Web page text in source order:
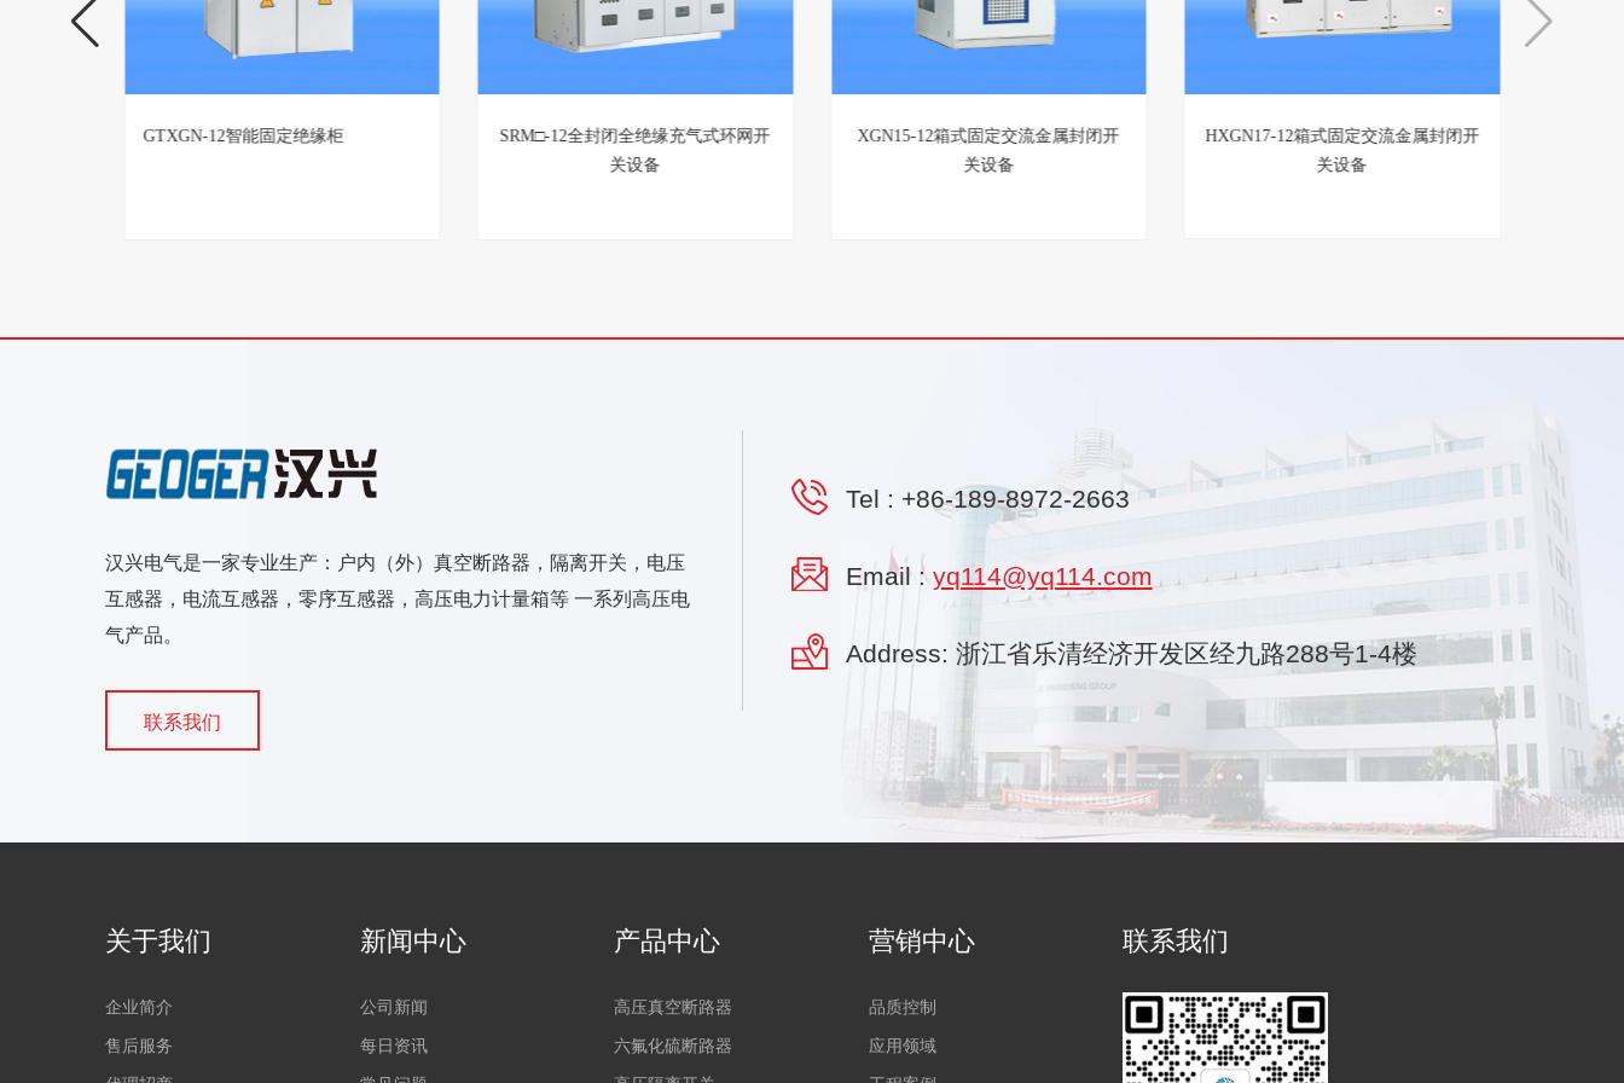
TBBZ高压无功自动补偿装置生产厂
GTXGN-12智能固定绝缘柜
SRM□-12全封闭全绝缘充气式环网开
关设备
XGN15-12箱式固定交流金属封闭开
关设备
汉兴电气是一家专业生产：户内（外）真空断路器，隔离开关，电压
互感器，电流互感器，零序互感器，高压电力计量箱等 一系列高压电
气产品。
联系我们
Tel : +86-189-8972-2663
Email :yq114@yq114.com
Address: 浙江省乐清经济开发区经九路288号1-4楼
关于我们
企业简介
售后服务
新闻中心
公司新闻
每日资讯
产品中心
高压真空断路器
六氟化硫断路器
营销中心
品质控制
应用领域
联系我们